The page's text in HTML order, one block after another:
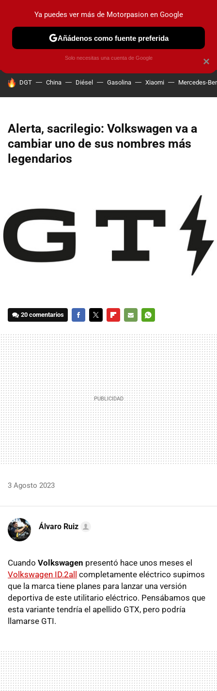
PRUEBAS COCHES ELÉCTRICOS OBSERVATORIO
HOY SE HABLA DE
DGT China Diésel Gasolina Xiaomi Mercedes-
Alerta, sacrilegio: Volkswagen va a
cambiar uno de sus nombres más
legendarios
20 comentarios
MAIL
3 Agosto 2023
Álvaro Ruiz
Cuando Volkswagen presentó hace unos meses el
Volkswagen ID.2all completamente eléctrico supimos
que la marca tiene planes para lanzar una versión
deportiva de este utilitario eléctrico. Pensábamos que
esta variante tendría el apellido GTX, pero podría
llamarse GTI.
×
Ya puedes ver más de Motorpasion en Google
Añádenos como fuente preferida
Solo necesitas una cuenta de Google